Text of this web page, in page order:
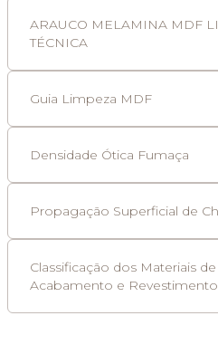
ARAUCO MELAMINA MDF
TÉCNICA
Guia Limpeza MDF
Densidade Ótica Fumaça
Propagação Superficial de
Classificação dos Materiais de
Acabamento e Revestimento